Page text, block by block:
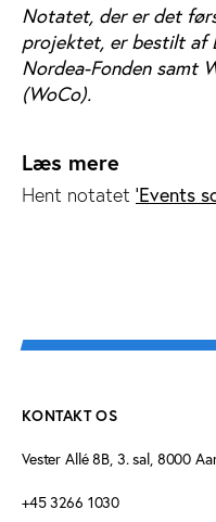
Notatet, der er det
projektet, er bestilt af
Nordea-Fonden samt
(WoCo).
Læs mere
Hent notatet 'Events
KONTAKT OS
Vester Allé 8B, 3. sal, 8000
+45 3266 1030